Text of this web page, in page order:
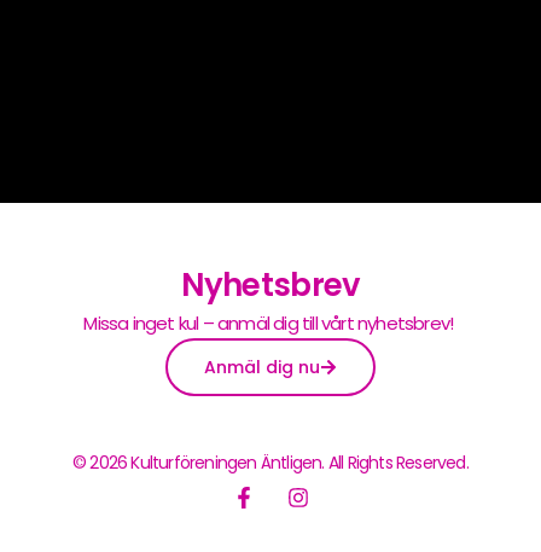
Nyhetsbrev
Missa inget kul – anmäl dig till vårt nyhetsbrev!
Anmäl dig nu
© 2026 Kulturföreningen Äntligen. All Rights Reserved.